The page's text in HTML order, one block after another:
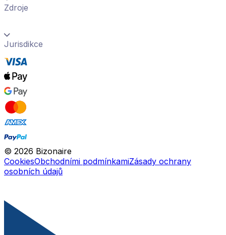
Zdroje
Jurisdikce
© 2026 Bizonaire
CookiesObchodními podmínkamiZásady ochrany
osobních údajů